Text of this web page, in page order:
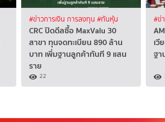
#ข่าวการเงิน การลงทุน #ทันหุ้น
CRC ปิดดีลซื้อ MaxValu 30
สาขา ทุนจดทะเบียน 890 ล้าน
บาท เพิ่มฐานลูกค้าทันที 9 แสน
ราย
22
#ข่
เ
ฐ